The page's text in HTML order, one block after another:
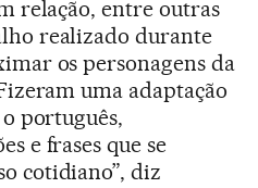
relação, entre outras
realizado durante
os personagens da
uma adaptação
português,
e frases que se
cotidiano”, diz